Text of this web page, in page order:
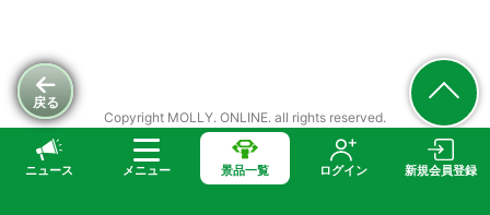
ニュース メニュー 景品一覧 ログイン 新規会員登録
戻る
Copyright MOLLY. ONLINE. all rights reserved.